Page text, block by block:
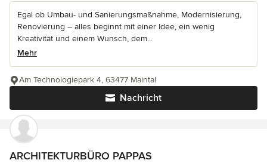
Egal ob Umbau- und Sanierungsmaßnahme, Modernisierung,
Renovierung – alles beginnt mit einer Idee, ein wenig
Kreativität und einem Wunsch, dem...
Mehr
Nachricht
Am Technologiepark 4, 63477 Maintal
ARCHITEKTURBÜRO PAPPAS